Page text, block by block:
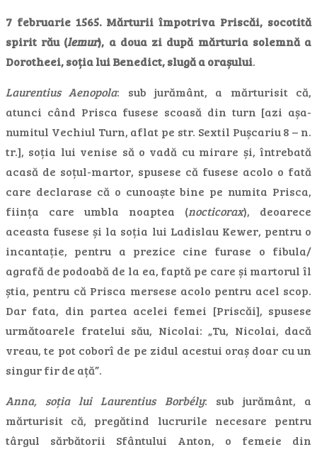
7 februarie 1565. Mărturii împotriva Priscăi, socotită
spirit rău (lemur), a doua zi după mărturia solemnă a
Dorotheei, soția lui Benedict, slugă a orașului.
Laurentius Aenopola: sub jurământ, a mărturisit că,
atunci când Prisca fusese scoasă din turn [azi așa-
numitul Vechiul Turn, aflat pe str. Sextil Pușcariu 8 – n.
tr.], soția lui venise să o vadă cu mirare și, întrebată
acasă de soțul-martor, spusese că fusese acolo o fată
care declarase că o cunoaște bine pe numita Prisca,
ființa care umbla noaptea (nocticorax), deoarece
aceasta fusese și la soția lui Ladislau Kewer, pentru o
incantație, pentru a prezice cine furase o fibula/
agrafă de podoabă de la ea, faptă pe care și martorul îl
știa, pentru că Prisca mersese acolo pentru acel scop.
Dar fata, din partea acelei femei [Priscăi], spusese
următoarele fratelui său, Nicolai: „Tu, Nicolai, dacă
vreau, te pot coborî de pe zidul acestui oraș doar cu un
singur fir de ață”.
Anna, soția lui Laurentius Borbély: sub jurământ, a
mărturisit că, pregătind lucrurile necesare pentru
târgul sărbătorii Sfântului Anton, o femeie din